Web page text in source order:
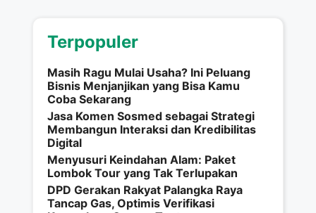
Terpopuler
Masih Ragu Mulai Usaha? Ini Peluang
Bisnis Menjanjikan yang Bisa Kamu
Coba Sekarang
Jasa Komen Sosmed sebagai Strategi
Membangun Interaksi dan Kredibilitas
Digital
Menyusuri Keindahan Alam: Paket
Lombok Tour yang Tak Terlupakan
DPD Gerakan Rakyat Palangka Raya
Tancap Gas, Optimis Verifikasi